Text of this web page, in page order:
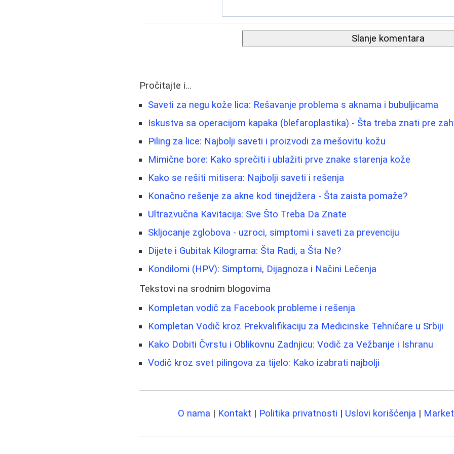
Slanje komentara
Pročitajte i...
Saveti za negu kože lica: Rešavanje problema s aknama i bubuljicama
Iskustva sa operacijom kapaka (blefaroplastika) - Šta treba znati pre
Piling za lice: Najbolji saveti i proizvodi za mešovitu kožu
Mimične bore: Kako sprečiti i ublažiti prve znake starenja kože
Kako se rešiti mitisera: Najbolji saveti i rešenja
Konačno rešenje za akne kod tinejdžera - Šta zaista pomaže?
Ultrazvučna Kavitacija: Sve Što Treba Da Znate
Skljocanje zglobova - uzroci, simptomi i saveti za prevenciju
Dijete i Gubitak Kilograma: Šta Radi, a Šta Ne?
Kondilomi (HPV): Simptomi, Dijagnoza i Načini Lečenja
Tekstovi na srodnim blogovima
Kompletan vodič za Facebook probleme i rešenja
Kompletan Vodič kroz Prekvalifikaciju za Medicinske Tehničare u Srbiji
Kako Dobiti Čvrstu i Oblikovnu Zadnjicu: Vodič za Vežbanje i Ishranu
Vodič kroz svet pilingova za tijelo: Kako izabrati najbolji
O nama | Kontakt | Politika privatnosti | Uslovi korišćenja |